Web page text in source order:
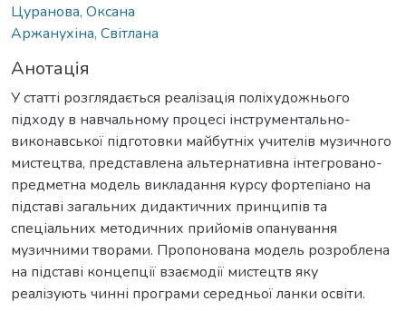
Цуранова, Оксана
Аржанухіна, Світлана
Анотація
У статті розглядається реалізація поліхудожнього
підходу в навчальному процесі інструментально-
виконавської підготовки майбутніх учителів музичного
мистецтва, представлена альтернативна інтегровано-
предметна модель викладання курсу фортепіано на
підставі загальних дидактичних принципів та
спеціальних методичних прийомів опанування
музичними творами. Пропонована модель розроблена
на підставі концепції взаємодії мистецтв яку
реалізують чинні програми середньої ланки освіти.